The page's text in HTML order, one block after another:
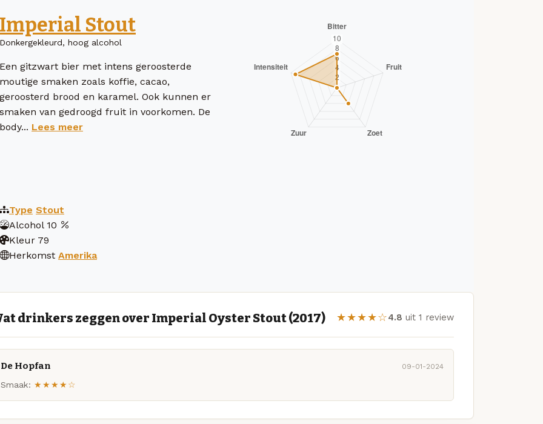
Imperial Stout
Donkergekleurd, hoog alcohol
Een gitzwart bier met intens geroosterde
moutige smaken zoals koffie, cacao,
geroosterd brood en karamel. Ook kunnen er
smaken van gedroogd fruit in voorkomen. De
body... Lees meer
Type Stout
Alcohol 10
Kleur 79
Herkomst Amerika
drinkers zeggen over Imperial Oyster Stout (2017) ★★★★☆4.8 uit 1 review
De Hopfan 09-01-2024
Smaak: ★★★★☆